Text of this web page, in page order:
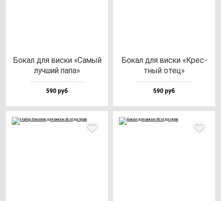
Бокал для вис­ки «Самый
луч­ший па­па»
590 руб
Бокал для вис­ки «Крес­
тный отец»
590 руб